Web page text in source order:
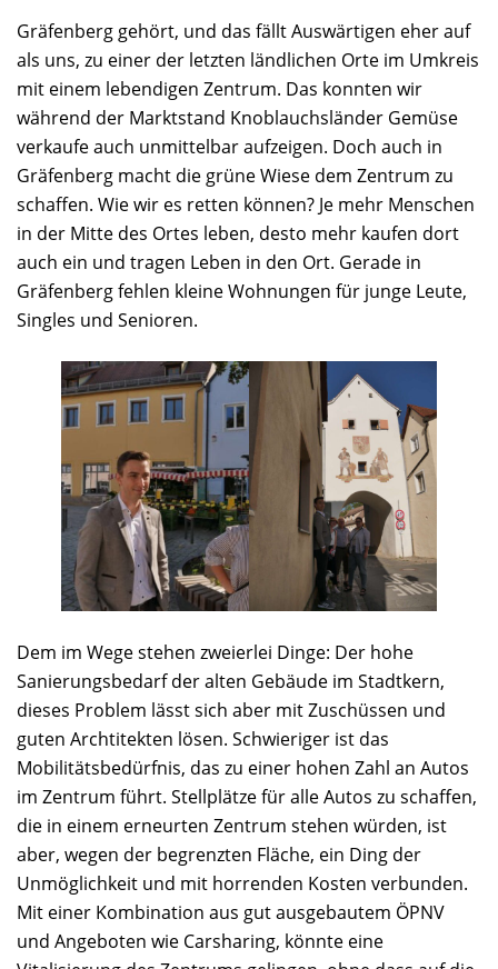
Gräfenberg gehört, und das fällt Auswärtigen eher auf
als uns, zu einer der letzten ländlichen Orte im Umkreis
mit einem lebendigen Zentrum. Das konnten wir
während der Marktstand Knoblauchsländer Gemüse
verkaufe auch unmittelbar aufzeigen. Doch auch in
Gräfenberg macht die grüne Wiese dem Zentrum zu
schaffen. Wie wir es retten können? Je mehr Menschen
in der Mitte des Ortes leben, desto mehr kaufen dort
auch ein und tragen Leben in den Ort. Gerade in
Gräfenberg fehlen kleine Wohnungen für junge Leute,
Singles und Senioren.
Dem im Wege stehen zweierlei Dinge: Der hohe
Sanierungsbedarf der alten Gebäude im Stadtkern,
dieses Problem lässt sich aber mit Zuschüssen und
guten Archtitekten lösen. Schwieriger ist das
Mobilitätsbedürfnis, das zu einer hohen Zahl an Autos
im Zentrum führt. Stellplätze für alle Autos zu schaffen,
die in einem erneurten Zentrum stehen würden, ist
aber, wegen der begrenzten Fläche, ein Ding der
Unmöglichkeit und mit horrenden Kosten verbunden.
Mit einer Kombination aus gut ausgebautem ÖPNV
und Angeboten wie Carsharing, könnte eine